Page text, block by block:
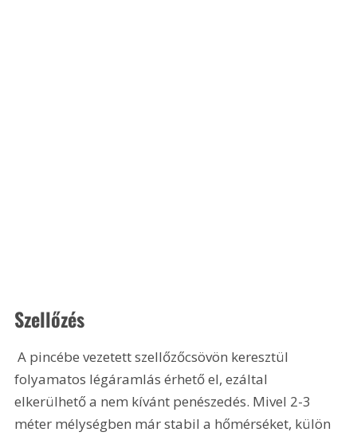
Szellőzés
A pincébe vezetett szellőzőcsövön keresztül
folyamatos légáramlás érhető el, ezáltal
elkerülhető a nem kívánt penészedés. Mivel 2-3
méter mélységben már stabil a hőmérséket, külön